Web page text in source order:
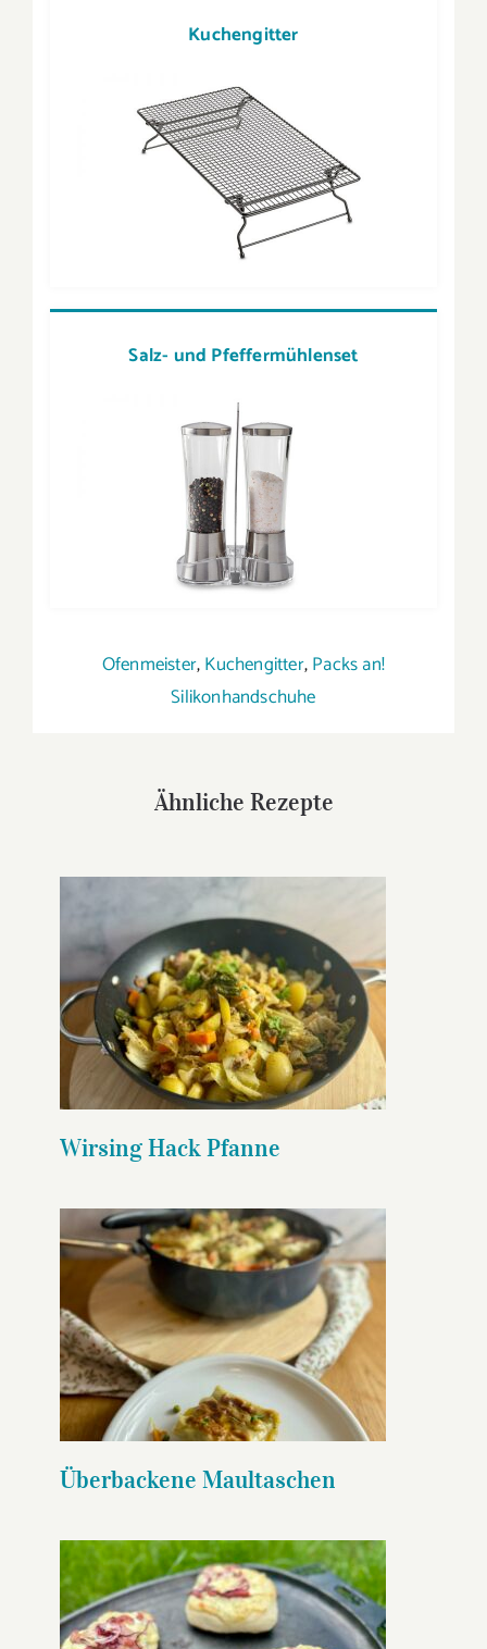
Kuchengitter
Salz- und Pfeffermühlenset
Ofenmeister,Kuchengitter,Packs an!
Silikonhandschuhe
Ähnliche Rezepte
Wirsing Hack Pfanne
Wirsing Hack Pfanne
Überbackene Maultaschen
Überbackene Maultaschen